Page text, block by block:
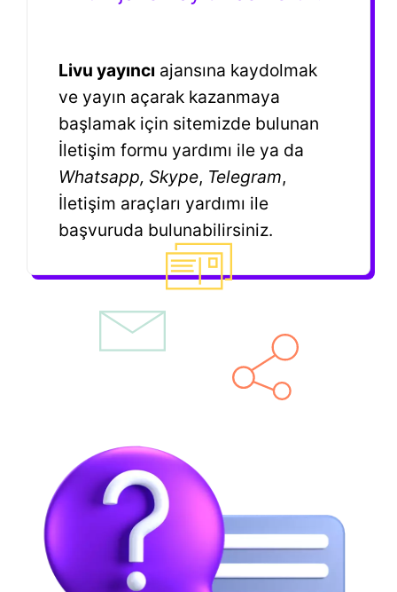
Livu yayıncı ajansına kaydolmak
ve yayın açarak kazanmaya
başlamak için sitemizde bulunan
İletişim formu yardımı ile ya da
Whatsapp, Skype, Telegram,
İletişim araçları yardımı ile
başvuruda bulunabilirsiniz.